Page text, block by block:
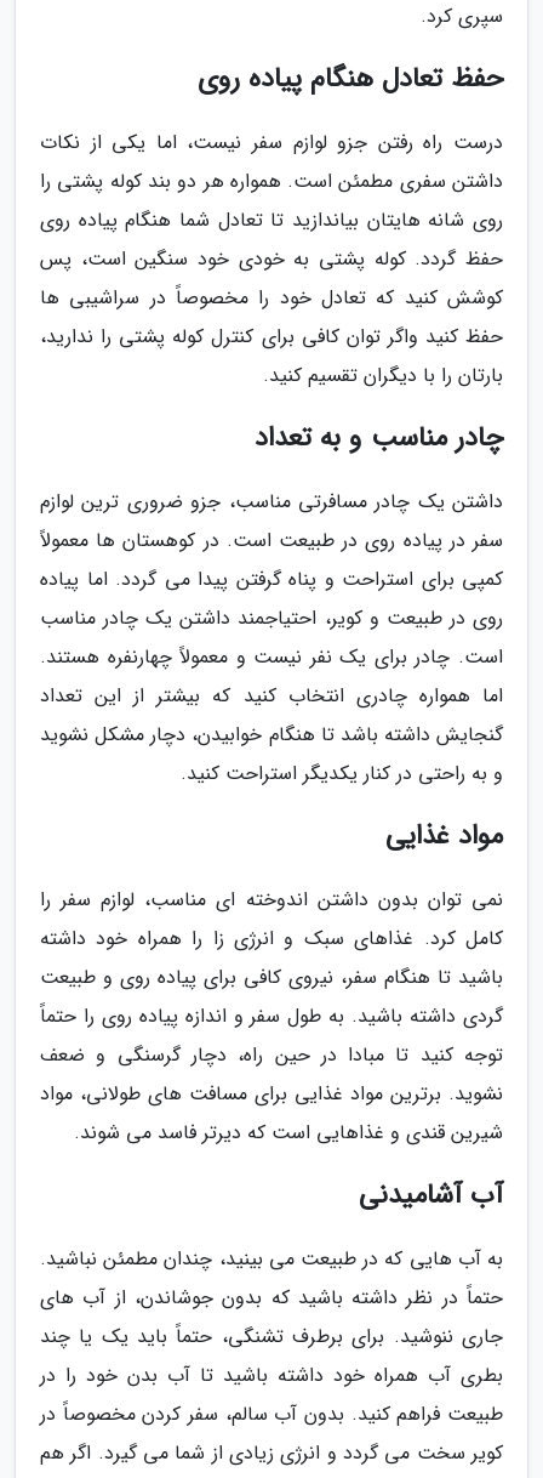
سپری کرد.
حفظ تعادل هنگام پیاده روی
درست راه رفتن جزو لوازم سفر نیست، اما یکی از نکات
داشتن سفری مطمئن است. همواره هر دو بند کوله پشتی را
روی شانه هایتان بیاندازید تا تعادل شما هنگام پیاده روی
حفظ گردد. کوله پشتی به خودی خود سنگین است، پس
کوشش کنید که تعادل خود را مخصوصاً در سراشیبی ها
حفظ کنید واگر توان کافی برای کنترل کوله پشتی را ندارید،
بارتان را با دیگران تقسیم کنید.
چادر مناسب و به تعداد
داشتن یک چادر مسافرتی مناسب، جزو ضروری ترین لوازم
سفر در پیاده روی در طبیعت است. در کوهستان ها معمولاً
کمپی برای استراحت و پناه گرفتن پیدا می گردد. اما پیاده
روی در طبیعت و کویر، احتیاجمند داشتن یک چادر مناسب
است. چادر برای یک نفر نیست و معمولاً چهارنفره هستند.
اما همواره چادری انتخاب کنید که بیشتر از این تعداد
گنجایش داشته باشد تا هنگام خوابیدن، دچار مشکل نشوید
و به راحتی در کنار یکدیگر استراحت کنید.
مواد غذایی
نمی توان بدون داشتن اندوخته ای مناسب، لوازم سفر را
کامل کرد. غذاهای سبک و انرژی زا را همراه خود داشته
باشید تا هنگام سفر، نیروی کافی برای پیاده روی و طبیعت
گردی داشته باشید. به طول سفر و اندازه پیاده روی را حتماً
توجه کنید تا مبادا در حین راه، دچار گرسنگی و ضعف
نشوید. برترین مواد غذایی برای مسافت های طولانی، مواد
شیرین قندی و غذاهایی است که دیرتر فاسد می شوند.
آب آشامیدنی
به آب هایی که در طبیعت می بینید، چندان مطمئن نباشید.
حتماً در نظر داشته باشید که بدون جوشاندن، از آب های
جاری ننوشید. برای برطرف تشنگی، حتماً باید یک یا چند
بطری آب همراه خود داشته باشید تا آب بدن خود را در
طبیعت فراهم کنید. بدون آب سالم، سفر کردن مخصوصاً در
کویر سخت می گردد و انرژی زیادی از شما می گیرد. اگر هم